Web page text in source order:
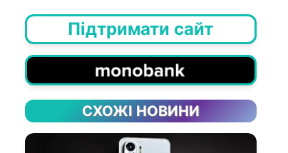
Підтримати сайт
СХОЖІ НОВИНИ